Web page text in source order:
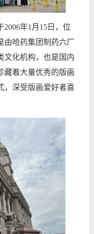
2006年1 月 15 日，位
由哈药集团制药六厂
文化机构，也是国内
藏着大量优秀的版画
，深受版画爱好者喜